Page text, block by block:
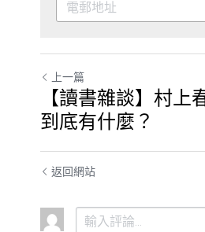
上一篇
【讀書雜談】村上
到底有什麼？
返回網站